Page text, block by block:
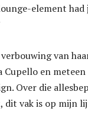
element
van
en
Over die
dit vak is op mijn